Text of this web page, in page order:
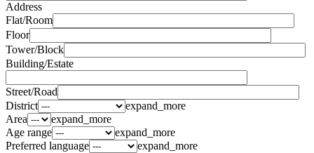
Address
Flat/Room
Floor
Tower/Block
Building/Estate
Street/Road
District
expand_more
Area
expand_more
Age range
expand_more
Preferred language
expand_more